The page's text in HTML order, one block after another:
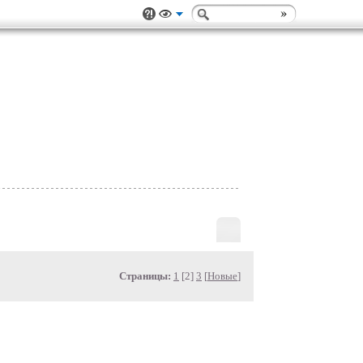
Страницы: 1 [2] 3 [Новые]